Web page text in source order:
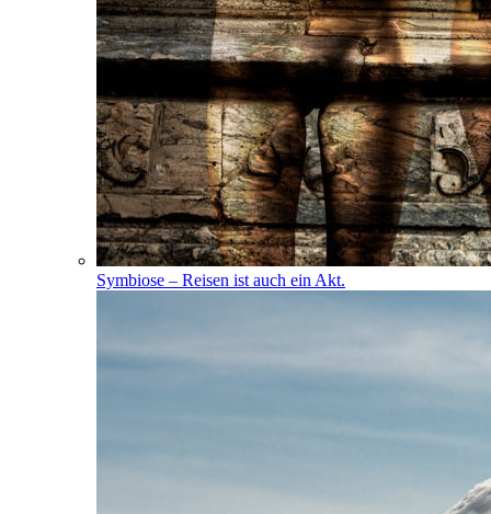
Symbiose – Reisen ist auch ein Akt.